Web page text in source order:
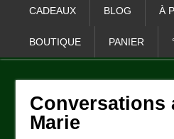
CADEAUX BLOG À
BOUTIQUE PANIER
Conversations
Marie